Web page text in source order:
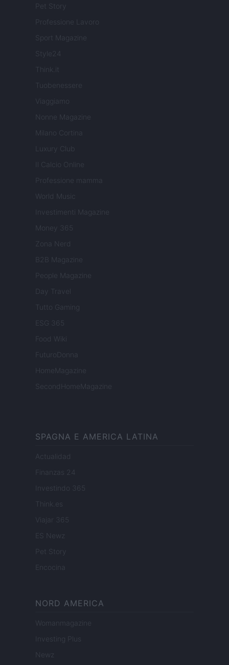
Pet Story
Professione Lavoro
Sport Magazine
Style24
Think.it
Tuobenessere
Viaggiamo
Nonne Magazine
Milano Cortina
Luxury Club
Il Calcio Online
Professione mamma
World Music
Investimenti Magazine
Money 365
Zona Nerd
B2B Magazine
People Magazine
Day Travel
Tutto Gaming
ESG 365
Food Wiki
FuturoDonna
HomeMagazine
SecondHomeMagazine
SPAGNA E AMERICA LATINA
Actualidad
Finanzas 24
Investindo 365
Think.es
Viajar 365
ES Newz
Pet Story
Encocina
NORD AMERICA
Womanmagazine
Investing Plus
Newz